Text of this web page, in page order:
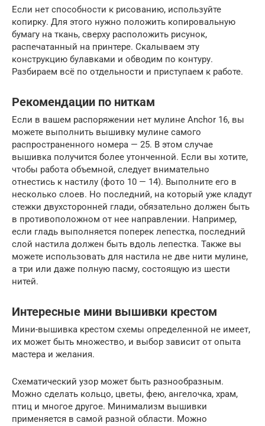
Если нет способности к рисованию, используйте
копирку. Для этого нужно положить копировальную
бумагу на ткань, сверху расположить рисунок,
распечатанный на принтере. Скалываем эту
конструкцию булавками и обводим по контуру.
Разбираем всё по отдельности и приступаем к работе.
Рекомендации по ниткам
Если в вашем распоряжении нет мулине Anchor 16, вы
можете выполнить вышивку мулине самого
распространенного номера — 25. В этом случае
вышивка получится более утонченной. Если вы хотите,
чтобы работа объемной, следует внимательно
отнестись к настилу (фото 10 — 14). Выполните его в
несколько слоев. Но последний, на который уже кладут
стежки двухсторонней глади, обязательно должен быть
в противоположном от нее направлении. Например,
если гладь выполняется поперек лепестка, последний
слой настила должен быть вдоль лепестка. Также вы
можете использовать для настила не две нити мулине,
а три или даже полную пасму, состоящую из шести
нитей.
Интересные мини вышивки крестом
Мини-вышивка крестом схемы определенной не имеет,
их может быть множество, и выбор зависит от опыта
мастера и желания.
Схематический узор может быть разнообразным.
Можно сделать кольцо, цветы, фею, ангелочка, храм,
птиц и многое другое. Минимализм вышивки
применяется в самой разной области. Можно